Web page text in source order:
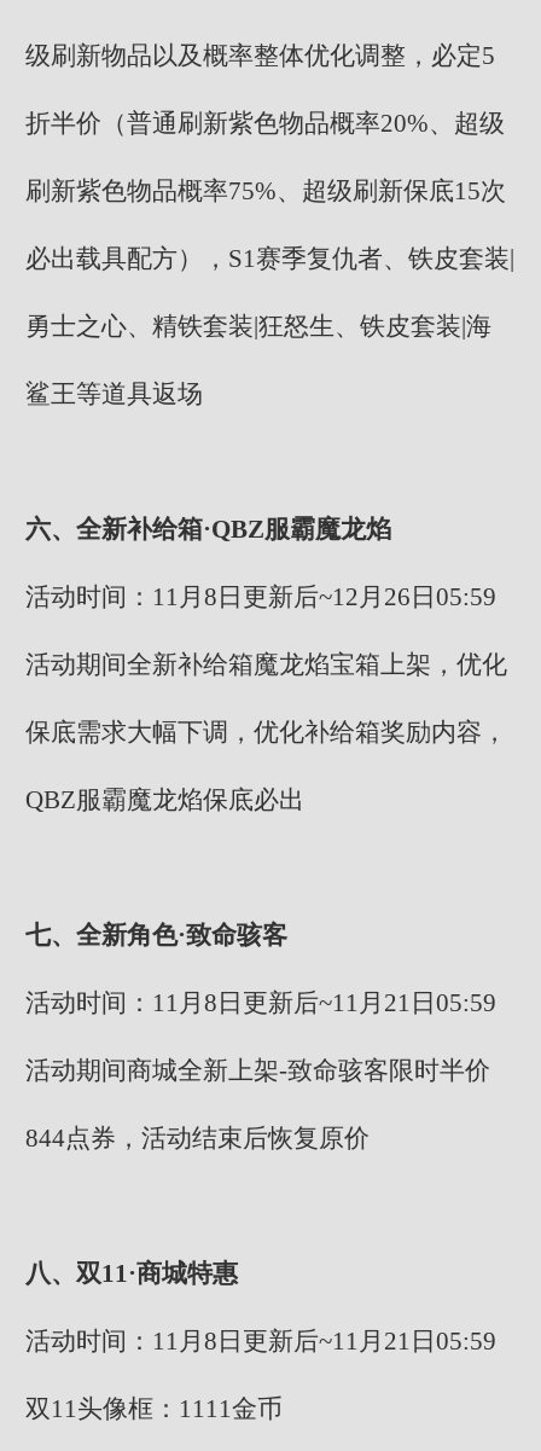
级刷新物品以及概率整体优化调整，必定5
折半价（普通刷新紫色物品概率20%、超级
刷新紫色物品概率75%、超级刷新保底15次
必出载具配方），S1赛季复仇者、铁皮套装|
勇士之心、精铁套装|狂怒生、铁皮套装|海
鲨王等道具返场
六、全新补给箱·QBZ服霸魔龙焰
活动时间：11月8日更新后~12月26日05:59
活动期间全新补给箱魔龙焰宝箱上架，优化
保底需求大幅下调，优化补给箱奖励内容，
QBZ服霸魔龙焰保底必出
七、全新角色·致命骇客
活动时间：11月8日更新后~11月21日05:59
活动期间商城全新上架-致命骇客限时半价
844点券，活动结束后恢复原价
八、双11·商城特惠
活动时间：11月8日更新后~11月21日05:59
双11头像框：1111金币